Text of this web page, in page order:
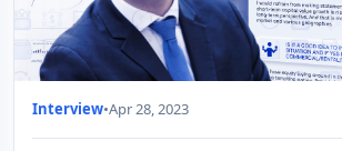
Interview•Apr 28, 2023